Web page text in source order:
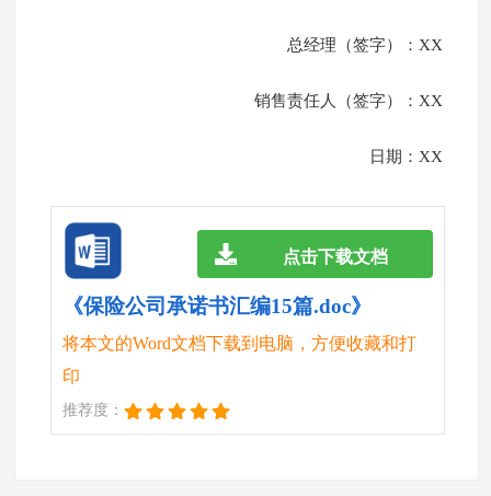
总经理（签字）：XX
销售责任人（签字）：XX
日期：XX
《保险公司承诺书汇编15篇.doc》
将本文的Word文档下载到电脑，方便收藏和打
印
推荐度：
点击下载文档